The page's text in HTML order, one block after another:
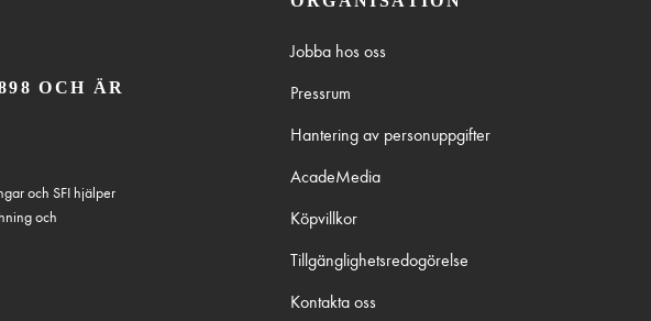
OCH ÄR
och SFI hjälper
och
Jobba hos oss
Pressrum
Hantering av personuppgifter
AcadeMedia
Köpvillkor
Tillgänglighetsredogörelse
Kontakta oss